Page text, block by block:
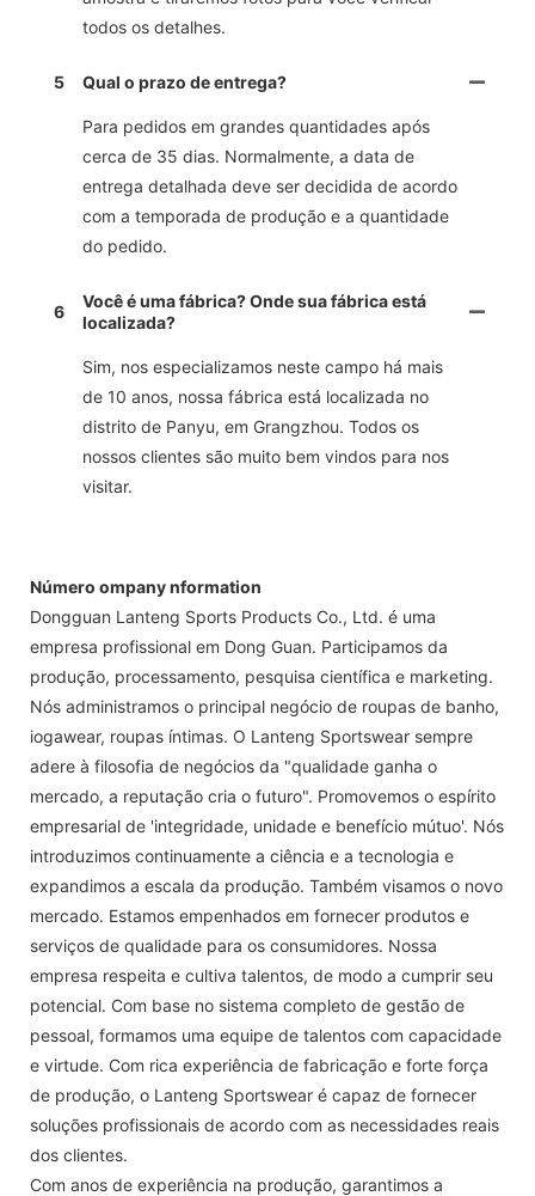
todos os detalhes.
5 Qual o prazo de entrega?
Para pedidos em grandes quantidades após
cerca de 35 dias. Normalmente, a data de
entrega detalhada deve ser decidida de acordo
com a temporada de produção e a quantidade
do pedido.
6
Você é uma fábrica? Onde sua fábrica está
localizada?
Sim, nos especializamos neste campo há mais
de 10 anos, nossa fábrica está localizada no
distrito de Panyu, em Grangzhou. Todos os
nossos clientes são muito bem vindos para nos
visitar.
Número ompany nformation
Dongguan Lanteng Sports Products Co., Ltd. é uma
empresa profissional em Dong Guan. Participamos da
produção, processamento, pesquisa científica e marketing.
Nós administramos o principal negócio de roupas de banho,
iogawear, roupas íntimas. O Lanteng Sportswear sempre
adere à filosofia de negócios da "qualidade ganha o
mercado, a reputação cria o futuro". Promovemos o espírito
empresarial de 'integridade, unidade e benefício mútuo'. Nós
introduzimos continuamente a ciência e a tecnologia e
expandimos a escala da produção. Também visamos o novo
mercado. Estamos empenhados em fornecer produtos e
serviços de qualidade para os consumidores. Nossa
empresa respeita e cultiva talentos, de modo a cumprir seu
potencial. Com base no sistema completo de gestão de
pessoal, formamos uma equipe de talentos com capacidade
e virtude. Com rica experiência de fabricação e forte força
de produção, o Lanteng Sportswear é capaz de fornecer
soluções profissionais de acordo com as necessidades reais
dos clientes.
Com anos de experiência na produção, garantimos a